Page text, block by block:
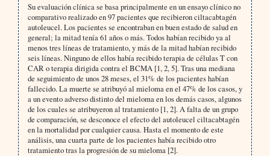
Su evaluación clínica se basa principalmente en un ensayo clínico no
comparativo realizado en 97 pacientes que recibieron ciltacabtagén
autoleucel. Los pacientes se encontraban en buen estado de salud en
general; la mitad tenía 61 años o más. Todos habían recibido ya al
menos tres líneas de tratamiento, y más de la mitad habían recibido
seis líneas. Ninguno de ellos había recibido terapia de células T con
CAR o terapia dirigida contra el BCMA [1, 2, 5]. Tras una mediana
de seguimiento de unos 28 meses, el 31% de los pacientes habían
fallecido. La muerte se atribuyó al mieloma en el 47% de los casos, y
a un evento adverso distinto del mieloma en los demás casos, algunos
de los cuales se atribuyeron al tratamiento [1, 2]. A falta de un grupo
de comparación, se desconoce el efecto del autoleucel ciltacabtagén
en la mortalidad por cualquier causa. Hasta el momento de este
análisis, una cuarta parte de los pacientes había recibido otro
tratamiento tras la progresión de su mieloma [2].